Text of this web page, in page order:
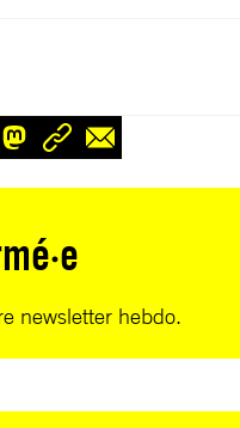
newsletter hebdo.